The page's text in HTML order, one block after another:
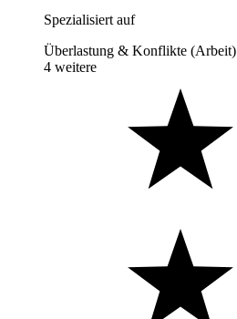
Spezialisiert auf
Überlastung & Konflikte (Arbeit)
4 weitere